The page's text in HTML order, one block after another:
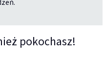
pokochasz!